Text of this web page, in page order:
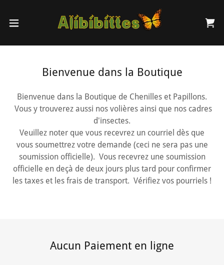
Bienvenue dans la Boutique
Bienvenue dans la Boutique de Chenilles et Papillons.
Vous y trouverez aussi nos volières ainsi que nos cadres
d'insectes.
Veuillez noter que vous recevrez un courriel dès que
vous soumettrez votre demande (ceci ne sera pas une
soumission officielle). Vous recevrez une soumission
officielle en deçà de deux jours plus tard pour confirmer
les taxes et les frais de transport. Vérifiez vos pourriels !
Aucun Paiement en ligne